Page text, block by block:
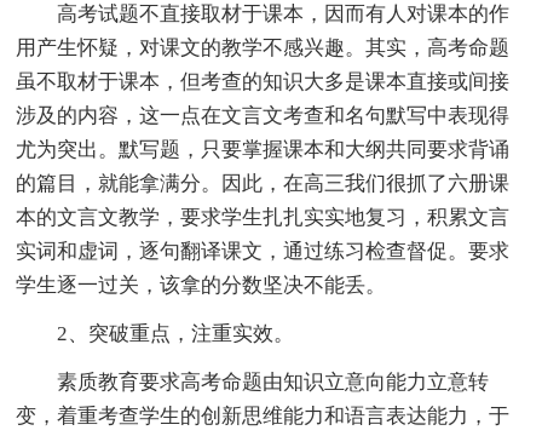
高考试题不直接取材于课本，因而有人对课本的作
用产生怀疑，对课文的教学不感兴趣。其实，高考命题
虽不取材于课本，但考查的知识大多是课本直接或间接
涉及的内容，这一点在文言文考查和名句默写中表现得
尤为突出。默写题，只要掌握课本和大纲共同要求背诵
的篇目，就能拿满分。因此，在高三我们很抓了六册课
本的文言文教学，要求学生扎扎实实地复习，积累文言
实词和虚词，逐句翻译课文，通过练习检查督促。要求
学生逐一过关，该拿的分数坚决不能丢。
2、突破重点，注重实效。
素质教育要求高考命题由知识立意向能力立意转
变，着重考查学生的创新思维能力和语言表达能力，于